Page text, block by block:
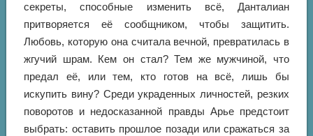
секреты, способные изменить всё, Данталиан
притворяется её сообщником, чтобы защитить.
Любовь, которую она считала вечной, превратилась в
жгучий шрам. Кем он стал? Тем же мужчиной, что
предал её, или тем, кто готов на всё, лишь бы
искупить вину? Среди украденных личностей, резких
поворотов и недосказанной правды Арье предстоит
выбрать: оставить прошлое позади или сражаться за